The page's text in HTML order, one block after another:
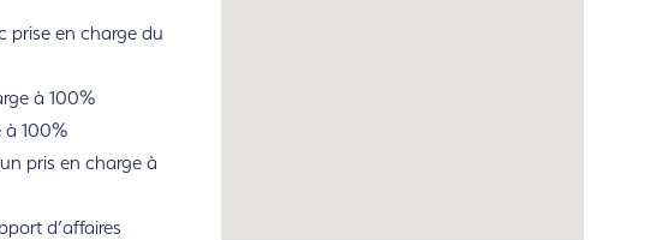
prise en charge du
à 100%
à 100%
pris en charge à
d’affaires